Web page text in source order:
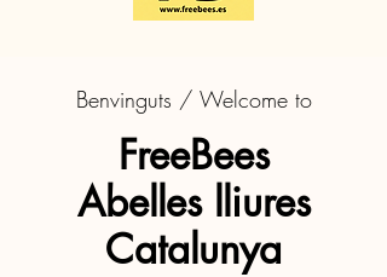
Benvinguts / Welcome to
FreeBees
Abelles lliures
Catalunya